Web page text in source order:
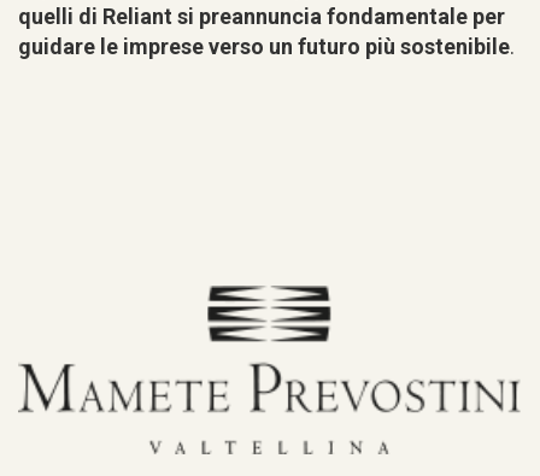
quelli di Reliant si preannuncia fondamentale per
guidare le imprese verso un futuro più sostenibile.